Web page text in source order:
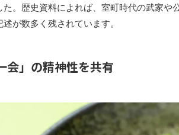
た。歴史資料によれば、室町時代の武家や
述が数多く残されています。
会」の精神性を共有